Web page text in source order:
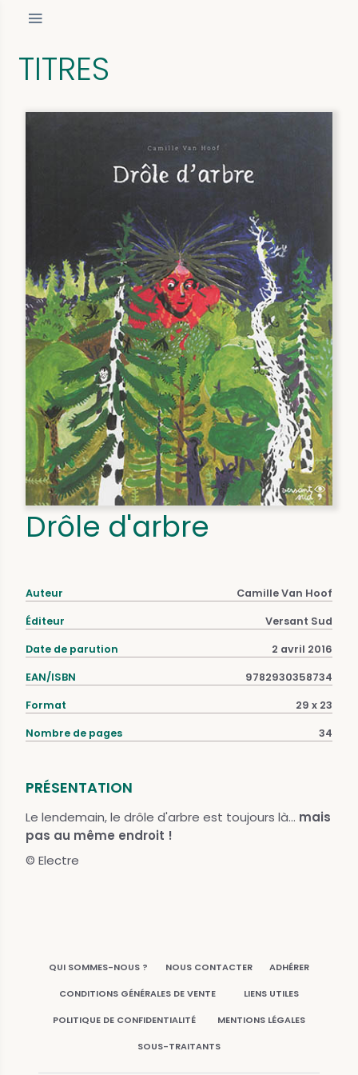
TITRES
Drôle d'arbre
Auteur Camille Van Hoof
Éditeur Versant Sud
Date de parution 2 avril 2016
EAN/ISBN 9782930358734
Format 29 x 23
Nombre de pages 34
PRÉSENTATION
Le lendemain, le drôle d'arbre est toujours là... mais
pas au même endroit !
© Electre
QUI SOMMES-NOUS ? NOUS CONTACTER ADHÉRER
CONDITIONS GÉNÉRALES DE VENTE LIENS UTILES
POLITIQUE DE CONFIDENTIALITÉ MENTIONS LÉGALES
SOUS-TRAITANTS